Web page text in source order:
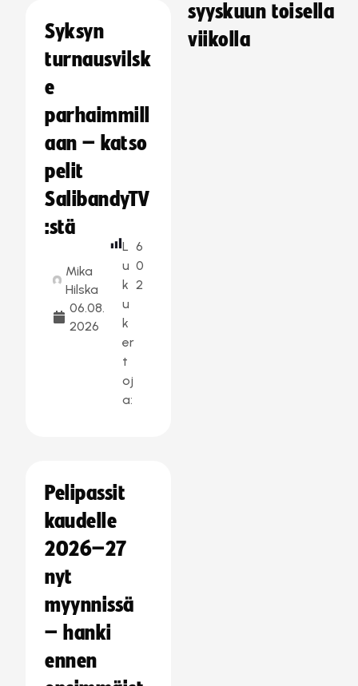
Syksyn
turnausvilsk
e
parhaimmill
aan – katso
pelit
SalibandyTV
:stä
Mika
Hilska
06.08.
2026
L
u
k
u
k
er
t
oj
a:
6
0
2
Pelipassit
kaudelle
2026–27
nyt
myynnissä
– hanki
ennen
syyskuun toisella
viikolla